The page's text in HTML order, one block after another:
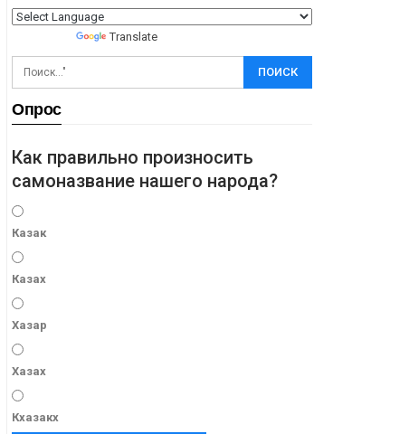
Translate
Опрос
Как правильно произносить
самоназвание нашего народа?
Казак
Казах
Хазар
Хазах
Кхазакх